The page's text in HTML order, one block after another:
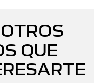
QUE